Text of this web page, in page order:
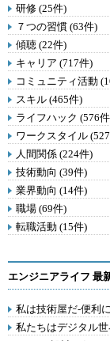
研修 (25件)
７つの習慣 (63件)
傾聴 (22件)
キャリア (717件)
コミュニティ活動
スキル (465件)
ライフハック (576
ワークスタイル
人間関係 (224件)
技術動向 (39件)
業界動向 (14件)
職場 (69件)
転職活動 (15件)
エンジニアライフ 最
私は技術屋だ-便利
私たちはデジタル